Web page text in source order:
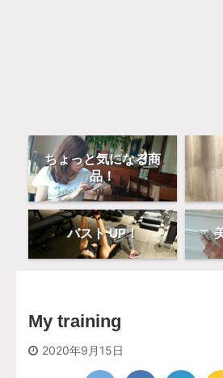
ちょっと気になる商
品！
バスト UP！
My training
2020年9月15日